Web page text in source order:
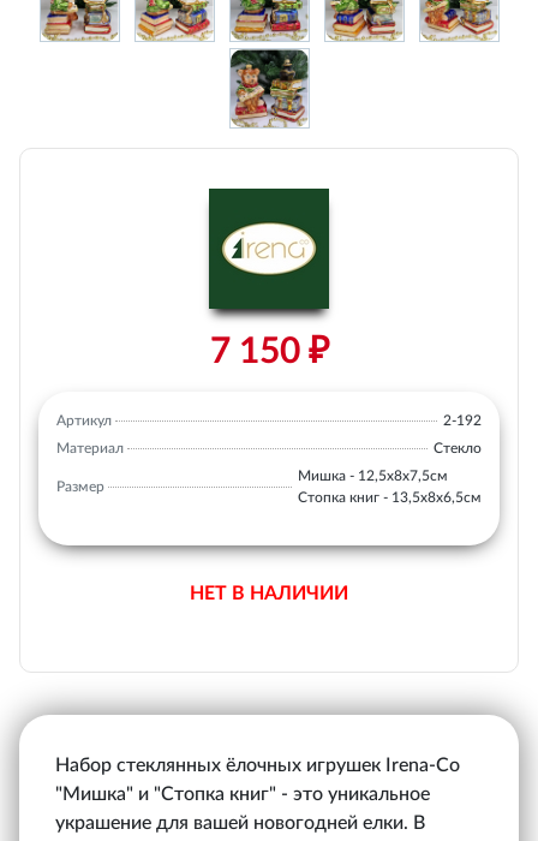
7 150 ₽
Артикул
2-192
Материал
Стекло
Размер
Мишка - 12,5х8х7,5см
Стопка книг - 13,5х8х6,5см
НЕТ В НАЛИЧИИ
Набор стеклянных ёлочных игрушек Irena-Co
"Мишка" и "Стопка книг" - это уникальное
украшение для вашей новогодней елки. В